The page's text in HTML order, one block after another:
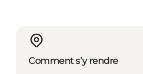
Comment s’y rendre